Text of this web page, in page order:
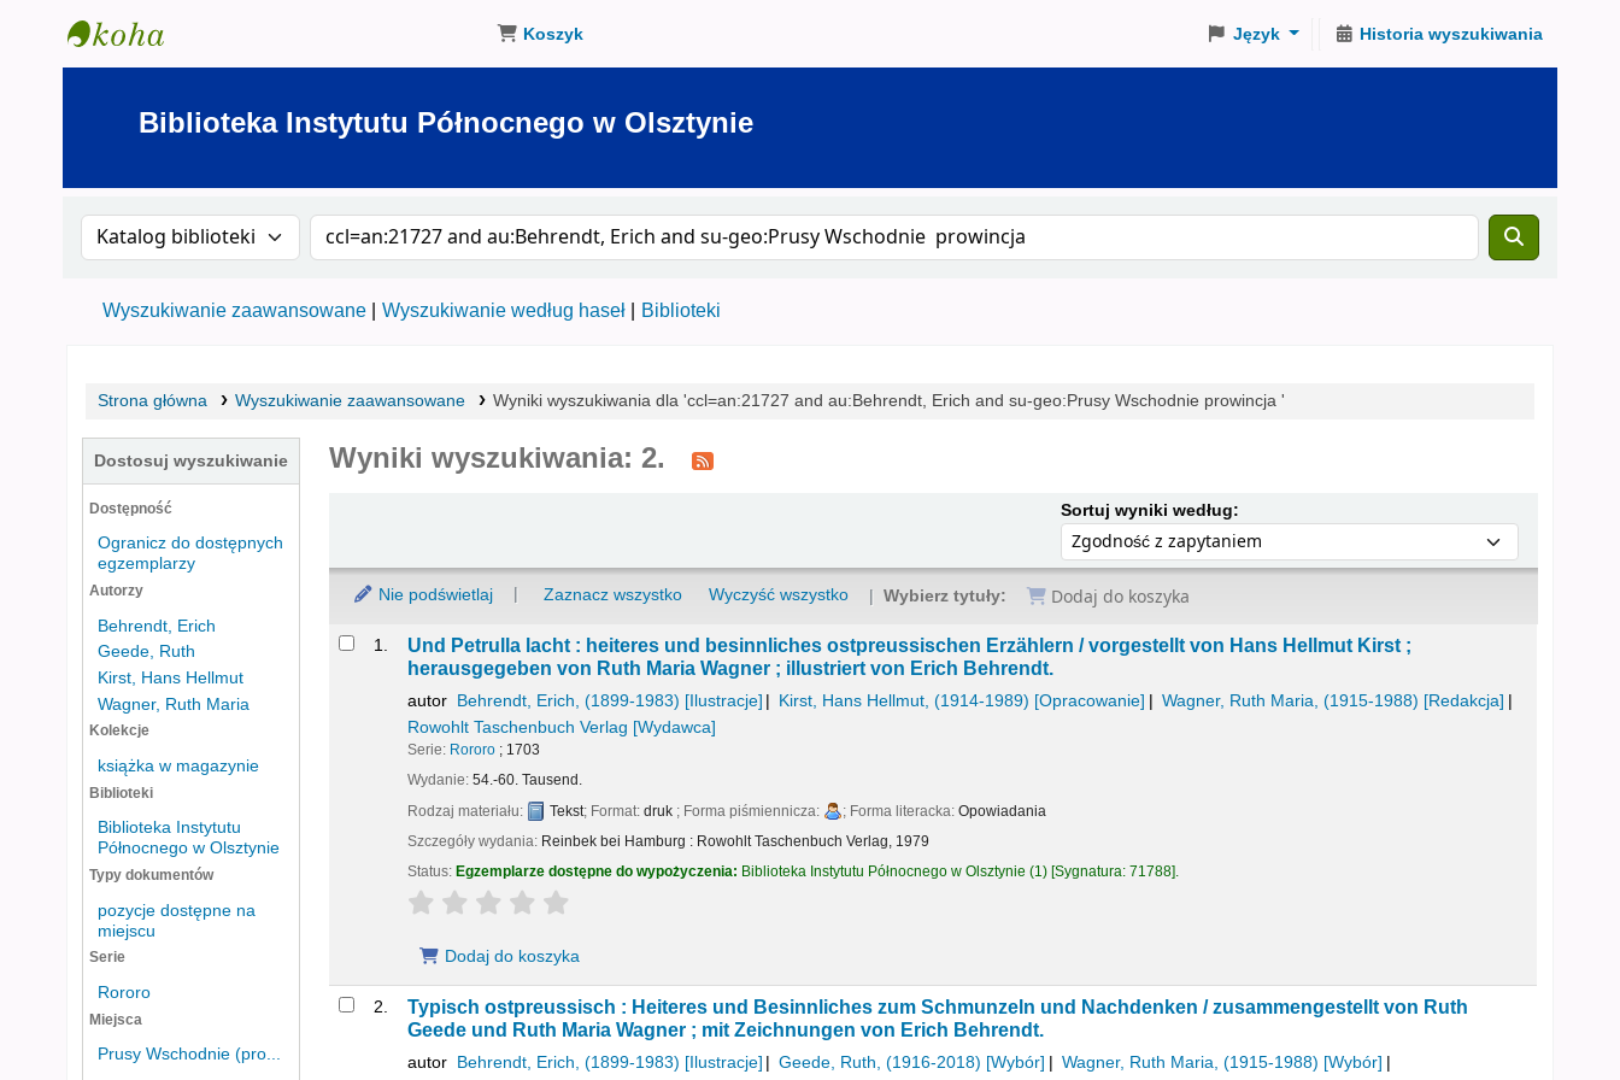
Biblioteka Instytutu Północnego w Olsztynie
Koszyk Język Historia wyszukiwania
Biblioteka Instytutu Północnego w Olsztynie
Szukaj w katalogu po: Szukaj w katalogu
Wyszukiwanie zaawansowane Wyszukiwanie według haseł Biblioteki
Strona główna Wyszukiwanie zaawansowane Wyniki wyszukiwania dla 'ccl=an:21727 and au:Behrendt, Erich and su-geo:Prusy Wschodnie prowincja '
Dostosuj wyszukiwanie
Dostępność
Ogranicz do dostępnych
egzemplarzy
Autorzy
Behrendt, Erich
Geede, Ruth
Kirst, Hans Hellmut
Wagner, Ruth Maria
Kolekcje
książka w magazynie
Biblioteki
Biblioteka Instytutu
Północnego w Olsztynie
Typy dokumentów
pozycje dostępne na
miejscu
Serie
Rororo
Miejsca
Prusy Wschodnie (pro...
Wyniki wyszukiwania: 2.
Sortuj wyniki według:Sortuj według:
Nie podświetlaj Zaznacz wszystko Wyczyść wszystko Wybierz tytuły: Dodaj do koszyka
Wyniki1. Und Petrulla lacht : heiteres und besinnliches ostpreussischen Erzählern /vorgestellt von Hans Hellmut Kirst ;
herausgegeben von Ruth Maria Wagner ; illustriert von Erich Behrendt.
autor Behrendt, Erich , (1899-1983) [Ilustracje] Kirst, Hans Hellmut , (1914-1989) [Opracowanie] Wagner, Ruth Maria , (1915-1988) [Redakcja]
Rowohlt Taschenbuch Verlag [Wydawca]
Serie: Rororo ; 1703
Wydanie:54.-60. Tausend.
Rodzaj materiału:
Tekst; Format:druk ; Forma piśmiennicza: ; Forma literacka:Opowiadania
Szczegóły wydania: Reinbek bei Hamburg : Rowohlt Taschenbuch Verlag, 1979
Status:Egzemplarze dostępne do wypożyczenia: Biblioteka Instytutu Północnego w Olsztynie (1) Sygnatura:71788
star rating
Dodaj do koszyka
2. Typisch ostpreussisch : Heiteres und Besinnliches zum Schmunzeln und Nachdenken /zusammengestellt von Ruth
Geede und Ruth Maria Wagner ; mit Zeichnungen von Erich Behrendt.
autor Behrendt, Erich , (1899-1983) [Ilustracje] Geede, Ruth , (1916-2018) [Wybór] Wagner, Ruth Maria , (1915-1988) [Wybór]